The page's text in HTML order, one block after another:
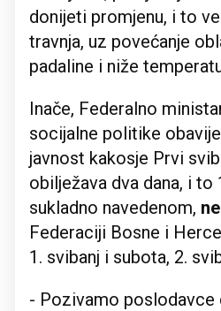
donijeti promjenu, i to
travnja, uz povećanje
padaline i niže
Inače, Federalno
socijalne politike
javnost kakosje Prvi
obilježava dva dana, i to
sukladno navedenom,
Federaciji Bosne i
1. svibanj i subota, 2.
- Pozivamo poslodavce